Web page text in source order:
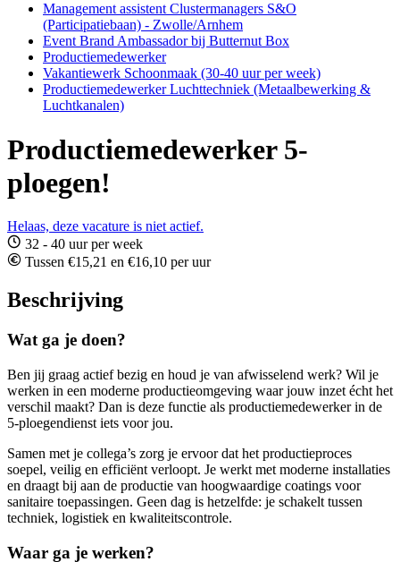
Management assistent Clustermanagers S&O
(Participatiebaan) - Zwolle/Arnhem
Event Brand Ambassador bij Butternut Box
Productiemedewerker
Vakantiewerk Schoonmaak (30-40 uur per week)
Productiemedewerker Luchttechniek (Metaalbewerking &
Luchtkanalen)
Productiemedewerker 5-
ploegen!
Helaas, deze vacature is niet actief.
32 - 40 uur per week
Tussen €15,21 en €16,10 per uur
Beschrijving
Wat ga je doen?
Ben jij graag actief bezig en houd je van afwisselend werk? Wil je
werken in een moderne productieomgeving waar jouw inzet écht het
verschil maakt? Dan is deze functie als productiemedewerker in de
5-ploegendienst iets voor jou.
Samen met je collega’s zorg je ervoor dat het productieproces
soepel, veilig en efficiënt verloopt. Je werkt met moderne installaties
en draagt bij aan de productie van hoogwaardige coatings voor
sanitaire toepassingen. Geen dag is hetzelfde: je schakelt tussen
techniek, logistiek en kwaliteitscontrole.
Waar ga je werken?